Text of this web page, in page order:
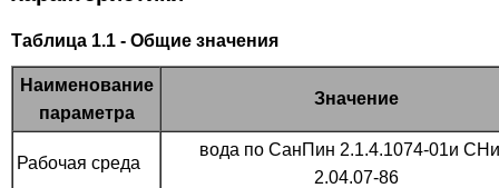
Таблица 1.1 - Общие значения
Наименование
параметра
Значение
Рабочая среда
вода по СанПин 2.1.4.1074-01и
2.04.07-86